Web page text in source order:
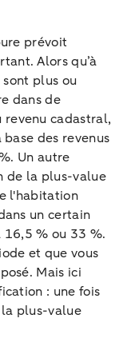
prévoit
Alors qu’à
plus ou
dans de
cadastral,
des revenus
Un autre
de la plus-value
l'habitation
un certain
% ou 33 %.
et que vous
Mais ici
: une fois
plus-value